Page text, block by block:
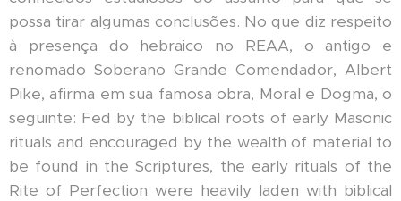
possa tirar algumas conclusões. No que diz respeito
à presença do hebraico no REAA, o antigo e
renomado Soberano Grande Comendador, Albert
Pike, afirma em sua famosa obra, Moral e Dogma, o
seguinte: Fed by the biblical roots of early Masonic
rituals and encouraged by the wealth of material to
be found in the Scriptures, the early rituals of the
Rite of Perfection were heavily laden with biblical